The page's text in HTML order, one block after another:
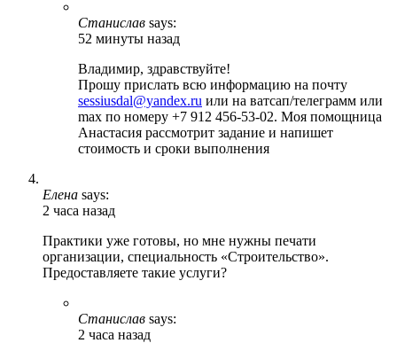
Станислав says:
52 минуты назад
Владимир, здравствуйте!
Прошу прислать всю информацию на почту
sessiusdal@yandex.ru или на ватсап/телеграмм или
max по номеру +7 912 456-53-02. Моя помощница
Анастасия рассмотрит задание и напишет
стоимость и сроки выполнения
Елена says:
2 часа назад
Практики уже готовы, но мне нужны печати
организации, специальность «Строительство».
Предоставляете такие услуги?
Станислав says:
2 часа назад